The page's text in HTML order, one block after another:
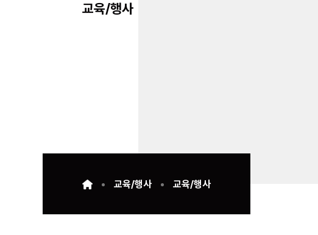
교육/행사
교육/행사 교육/행사